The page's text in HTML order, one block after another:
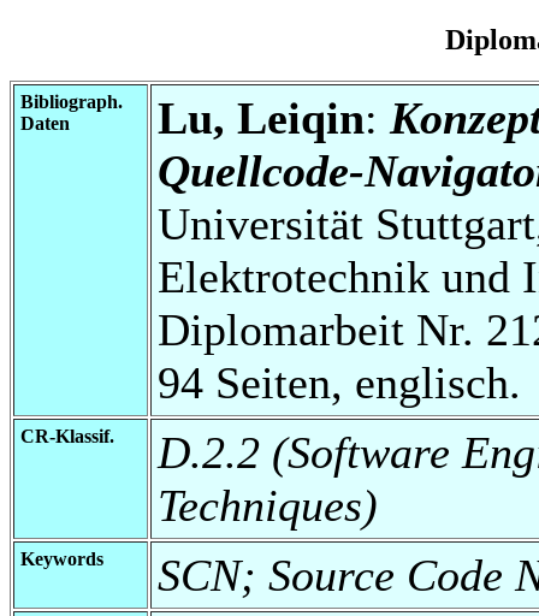
Bibliograph.
Daten
Lu, Leiqin:
Quellcode-
Universität
Elektrotechnik und
Diplomarbeit Nr.
94 Seiten, englisch.
CR-Klassif.
D.2.2 (Software
Techniques)
Keywords SCN; Source Code